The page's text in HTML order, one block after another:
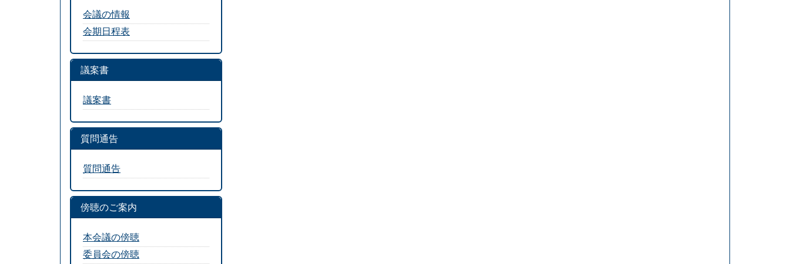
会議の情報
会期日程表
議案書
議案書
質問通告
質問通告
傍聴のご案内
本会議の傍聴
委員会の傍聴